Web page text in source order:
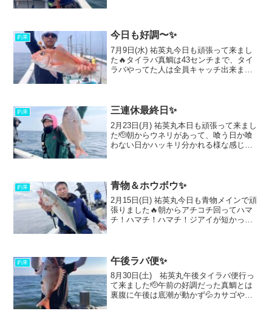
二...
釣果 今日も好調〜✨
7月9日(水) 祐英丸今日も頑張って来まし
た🔥タイラバ真鯛は43センチまで、タイ
ラバやってた人は全員キャッチ出来まし
沢山釣...
釣果 三連休最終日✨
2月23日(月) 祐英丸本日も頑張って来まし
た🫡朝からウネリがあって、喰う日か喰
わない日かハッキリ分かれる様な感じ😅
うつもりで、鰤狙...
釣果 青物＆ホウボウ✨
2月15日(日) 祐英丸今日も青物メインで頑
張りました🔥朝からアチコチ回ってハマ
チ！ハマチ！ハマチ！ジアイが短かった
くなった感じです...
釣果 午後ラバ便✨
8月30日(土) 祐英丸午後タイラバ便行っ
て来ました🫡午前の好調だった真鯛とは
裏腹に午後は底潮が動かず💦カサゴやホ